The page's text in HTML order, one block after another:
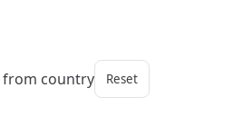
from country Reset